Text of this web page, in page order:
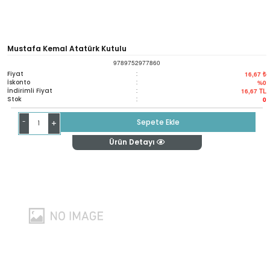
Mustafa Kemal Atatürk Kutulu
9789752977860
Fiyat : 16,67 ₺
İskonto : %0
İndirimli Fiyat : 16,67 TL
Stok : 0
- +
Sepete Ekle
Ürün Detayı